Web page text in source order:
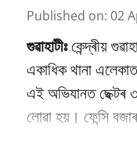
Published on: 02
গুৱাহাটীঃকেন্দ্ৰীয়
একাধিক থানা
এই অভিযানত ছেক্টৰ
লোৱা হয়। ফেন্সি